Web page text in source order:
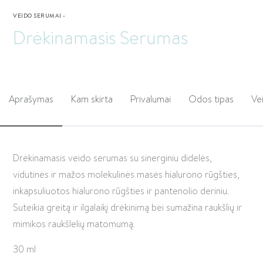
VEIDO SERUMAI-
Drėkinamasis Serumas
Aprašymas Kam skirta Privalumai Odos tipas
Drėkinamasis veido serumas su sinerginiu didelės,
vidutinės ir mažos molekulinės masės hialurono rūgšties,
inkapsuliuotos hialurono rūgšties ir pantenolio deriniu.
Suteikia greitą ir ilgalaikį drėkinimą bei sumažina raukšlių ir
mimikos raukšlelių matomumą.
30 ml